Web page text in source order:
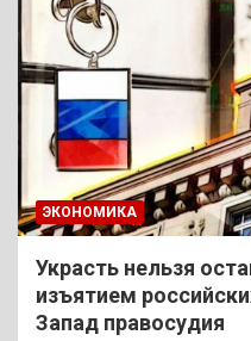
ЭКОНОМИКА
Украсть нельзя
изъятием
Запад правосудия